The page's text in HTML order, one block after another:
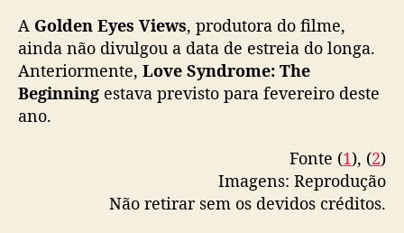
A Golden Eyes Views, produtora do filme,
ainda não divulgou a data de estreia do longa.
Anteriormente, Love Syndrome: The
Beginning estava previsto para fevereiro deste
ano.
Fonte (1), (2)
Imagens: Reprodução
Não retirar sem os devidos créditos.